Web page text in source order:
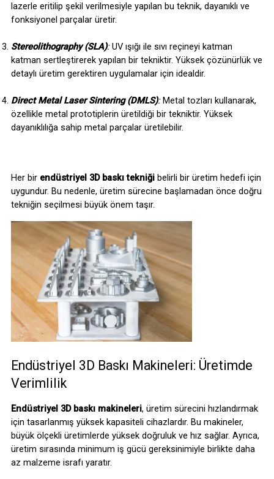
lazerle eritilip şekil verilmesiyle yapılan bu teknik, dayanıklı ve
fonksiyonel parçalar üretir.
Stereolithography (SLA): UV ışığı ile sıvı reçineyi katman
katman sertleştirerek yapılan bir tekniktir. Yüksek çözünürlük ve
detaylı üretim gerektiren uygulamalar için idealdir.
Direct Metal Laser Sintering (DMLS): Metal tozları kullanarak,
özellikle metal prototiplerin üretildiği bir tekniktir. Yüksek
dayanıklılığa sahip metal parçalar üretilebilir.
Her bir endüstriyel 3D baskı tekniği belirli bir üretim hedefi için
uygundur. Bu nedenle, üretim sürecine başlamadan önce doğru
tekniğin seçilmesi büyük önem taşır.
Endüstriyel 3D Baskı Makineleri: Üretimde
Verimlilik
Endüstriyel 3D baskı makineleri, üretim sürecini hızlandırmak
için tasarlanmış yüksek kapasiteli cihazlardır. Bu makineler,
büyük ölçekli üretimlerde yüksek doğruluk ve hız sağlar. Ayrıca,
üretim sırasında minimum iş gücü gereksinimiyle birlikte daha
az malzeme israfı yaratır.